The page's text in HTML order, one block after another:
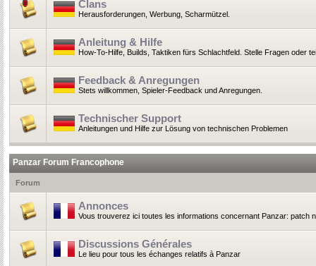
Clans
Herausforderungen, Werbung, Scharmützel.
Anleitung & Hilfe
How-To-Hilfe, Builds, Taktiken fürs Schlachtfeld. Stelle Fragen oder
Feedback & Anregungen
Stets willkommen, Spieler-Feedback und Anregungen.
Technischer Support
Anleitungen und Hilfe zur Lösung von technischen Problemen
Panzar Forum Francophone
Forum
Annonces
Vous trouverez ici toutes les informations concernant Panzar: patch
Discussions Générales
Le lieu pour tous les échanges relatifs à Panzar